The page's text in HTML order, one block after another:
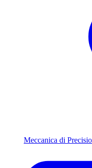
Meccanica di